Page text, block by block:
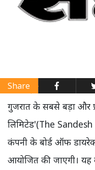
Share
गुजरात के सबसे बड़ा और
लिमिटेड'(The
कंपनी के बोर्ड ऑफ
आयोजित की जाएगी।